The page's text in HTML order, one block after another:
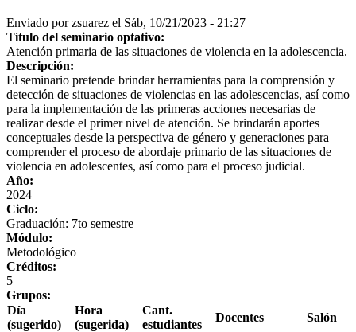
Enviado porzsuarez el Sáb, 10/21/2023 - 21:27
Título del seminario optativo:
Atención primaria de las situaciones de violencia en la adolescencia.
Descripción:
El seminario pretende brindar herramientas para la comprensión y
detección de situaciones de violencias en las adolescencias, así como
para la implementación de las primeras acciones necesarias de
realizar desde el primer nivel de atención. Se brindarán aportes
conceptuales desde la perspectiva de género y generaciones para
comprender el proceso de abordaje primario de las situaciones de
violencia en adolescentes, así como para el proceso judicial.
Año:
2024
Ciclo:
Graduación: 7to semestre
Módulo:
Metodológico
Créditos:
5
Grupos:
Día
(sugerido)
Hora
(sugerida)
Cant.
estudiantes
Docentes Salón